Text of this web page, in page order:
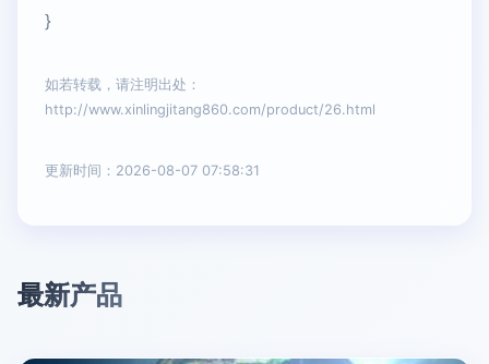
}
如若转载，请注明出处：
http://www.xinlingjitang860.com/product/26.html
更新时间：2026-08-07 07:58:31
最新产品